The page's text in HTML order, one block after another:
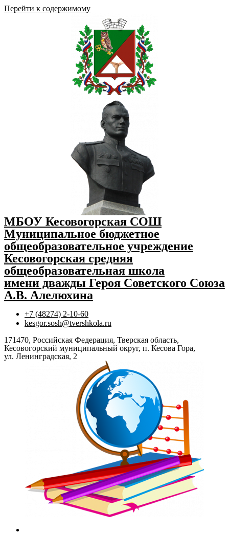
Перейти к содержимому
МБОУ Кесовогорская СОШ
Муниципальное бюджетное
общеобразовательное учреждение
Кесовогорская средняя
общеобразовательная школа
имени дважды Героя Советского Союза
А.В. Алелюхина
+7 (48274) 2-10-60
kesgor.sosh@tvershkola.ru
171470, Российская Федерация, Тверская область,
Кесовогорский муниципальный округ, п. Кесова Гора,
ул. Ленинградская, 2